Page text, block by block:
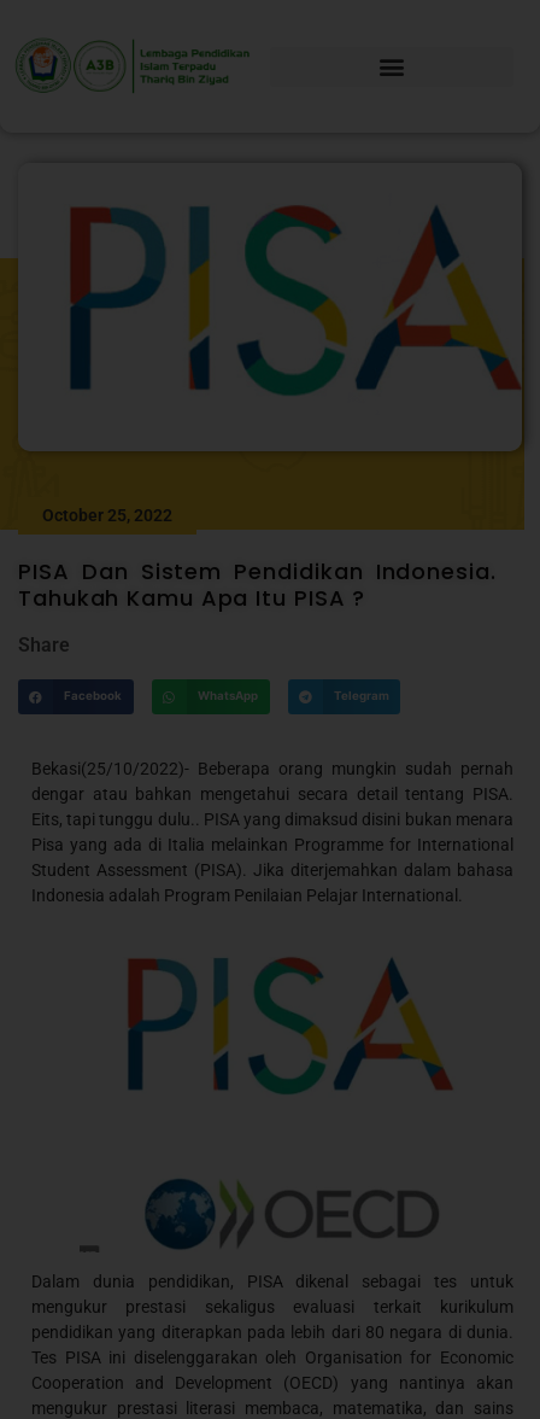
October 25, 2022
PISA Dan Sistem Pendidikan Indonesia.
Tahukah Kamu Apa Itu PISA ?
Share
Facebook WhatsApp Telegram
Bekasi(25/10/2022)- Beberapa orang mungkin sudah pernah
dengar atau bahkan mengetahui secara detail tentang PISA.
Eits, tapi tunggu dulu.. PISA yang dimaksud disini bukan menara
Pisa yang ada di Italia melainkan Programme for International
Student Assessment (PISA). Jika diterjemahkan dalam bahasa
Indonesia adalah Program Penilaian Pelajar International.
Dalam dunia pendidikan, PISA dikenal sebagai tes untuk
mengukur prestasi sekaligus evaluasi terkait kurikulum
pendidikan yang diterapkan pada lebih dari 80 negara di dunia.
Tes PISA ini diselenggarakan oleh Organisation for Economic
Cooperation and Development (OECD) yang nantinya akan
mengukur prestasi literasi membaca, matematika, dan sains